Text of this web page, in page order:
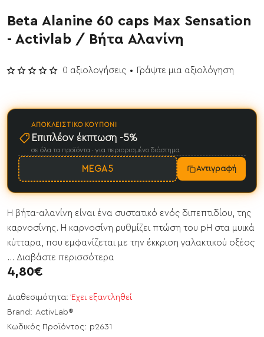
Έχει εξαντληθεί
Beta Alanine 60 caps Max Sensation
- Activlab / Βήτα Αλανίνη
Διαθεσιμότητα: Έχει εξαντληθεί
Brand: ActivLab®
Κωδικός Προϊόντος: p2631
0 αξιολογήσεις • Γράψτε μια αξιολόγηση
4,80€
ΑΠΟΚΛΕΙΣΤΙΚΌ ΚΟΥΠΌΝΙ
Επιπλέον έκπτωση -5%
σε όλα τα προϊόντα · για περιορισμένο διάστημα
MEGA5 Αντιγραφή
Η βήτα-αλανίνη είναι ένα συστατικό ενός διπεπτιδίου, της
καρνοσίνης. Η καρνοσίνη ρυθμίζει πτώση του pH στα μυικά
κύτταρα, που εμφανίζεται με την έκκριση γαλακτικού οξέος
... Διαβάστε περισσότερα